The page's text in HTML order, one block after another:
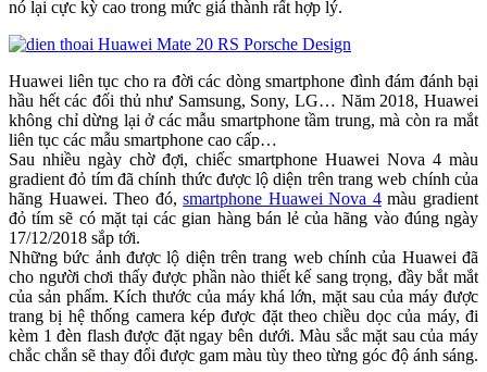
nó lại cực kỳ cao trong mức giá thành rất hợp lý.
Huawei liên tục cho ra đời các dòng smartphone đình đám đánh bại
hầu hết các đối thủ như Samsung, Sony, LG… Năm 2018, Huawei
không chỉ dừng lại ở các mẫu smartphone tầm trung, mà còn ra mắt
liên tục các mẫu smartphone cao cấp…
Sau nhiều ngày chờ đợi, chiếc smartphone Huawei Nova 4 màu
gradient đỏ tím đã chính thức được lộ diện trên trang web chính của
hãng Huawei. Theo đó,smartphone Huawei Nova 4màu gradient
đỏ tím sẽ có mặt tại các gian hàng bán lẻ của hãng vào đúng ngày
17/12/2018 sắp tới.
Những bức ảnh được lộ diện trên trang web chính của Huawei đã
cho người chơi thấy được phần nào thiết kế sang trọng, đầy bắt mắt
của sản phẩm. Kích thước của máy khá lớn, mặt sau của máy được
trang bị hệ thống camera kép được đặt theo chiều dọc của máy, đi
kèm 1 đèn flash được đặt ngay bên dưới. Màu sắc mặt sau của máy
chắc chắn sẽ thay đổi được gam màu tùy theo từng góc độ ánh sáng.